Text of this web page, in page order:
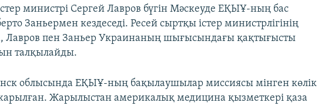
министрі Сергей Лавров бүгін Мәскеуде ЕҚЫҰ-ның бас
Заньермен кездеседі. Ресей сыртқы істер министрлігінің
Лавров пен Заньер Украинаның шығысындағы қақтығысты
талқылайды.
облысында ЕҚЫҰ-ның бақылаушылар миссиясы мінген көлік
Жарылыстан америкалық медицина қызметкері қаза